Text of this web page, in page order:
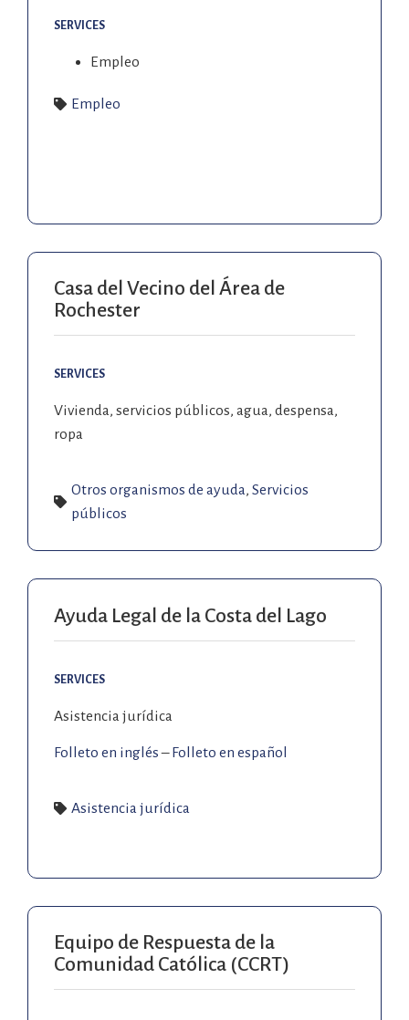
SERVICES
Empleo
Empleo
Casa del Vecino del Área de
Rochester
SERVICES
Vivienda, servicios públicos, agua, despensa,
ropa
Otros organismos de ayuda, Servicios
públicos
Ayuda Legal de la Costa del Lago
SERVICES
Asistencia jurídica
Folleto en inglés–Folleto en español
Asistencia jurídica
Equipo de Respuesta de la
Comunidad Católica (CCRT)